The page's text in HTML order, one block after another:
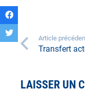
Article
Transfert
LAISSER UN